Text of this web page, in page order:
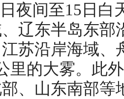
夜间至15日白
辽东半岛东部
苏沿岸海域、
里的大雾。此
、山东南部等